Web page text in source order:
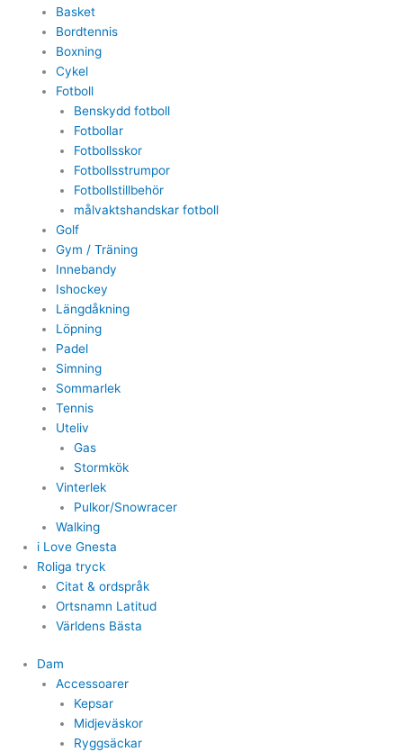
Basket
Bordtennis
Boxning
Cykel
Fotboll
Benskydd fotboll
Fotbollar
Fotbollsskor
Fotbollsstrumpor
Fotbollstillbehör
målvaktshandskar fotboll
Golf
Gym / Träning
Innebandy
Ishockey
Längdåkning
Löpning
Padel
Simning
Sommarlek
Tennis
Uteliv
Gas
Stormkök
Vinterlek
Pulkor/Snowracer
Walking
i Love Gnesta
Roliga tryck
Citat & ordspråk
Ortsnamn Latitud
Världens Bästa
Dam
Accessoarer
Kepsar
Midjeväskor
Ryggsäckar